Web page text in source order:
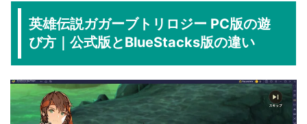
英雄伝説ガガーブトリロジー PC版の遊
び方｜公式版とBlueStacks版の違い